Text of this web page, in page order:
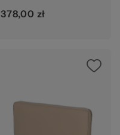
378,00 zł